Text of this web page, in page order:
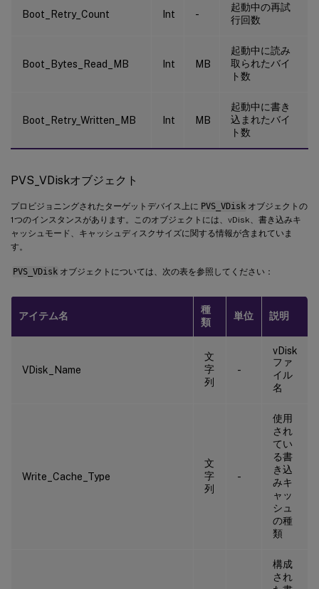
Boot_Retry_Count Int -
起動中の再試
行回数
Boot_Bytes_Read_MB Int MB
起動中に読み
取られたバイ
ト数
Boot_Retry_Written_MB Int MB
起動中に書き
込まれたバイ
ト数
PVS_VDiskオブジェクト
プロビジョニングされたターゲットデバイス上に PVS_VDisk オブジェクトの
1つのインスタンスがあります。このオブジェクトには、vDisk、書き込みキ
ャッシュモード、キャッシュディスクサイズに関する情報が含まれていま
す。
PVS_VDisk オブジェクトについては、次の表を参照してください：
アイテム名
種
類
単位 説明
VDisk_Name
文
字
列
-
vDisk
ファ
イル
名
Write_Cache_Type
文
字
列
-
使用
され
てい
る書
き込
みキ
ャッ
シュ
の種
類
構成
され